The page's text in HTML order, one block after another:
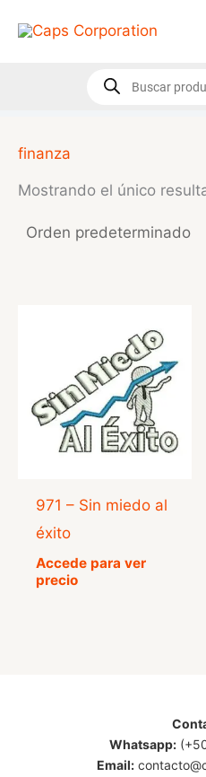
Búsqueda
de
finanza
Mostrando el único
971 – Sin miedo al
éxito
Accede para ver
precio
Whatsapp:
Email: